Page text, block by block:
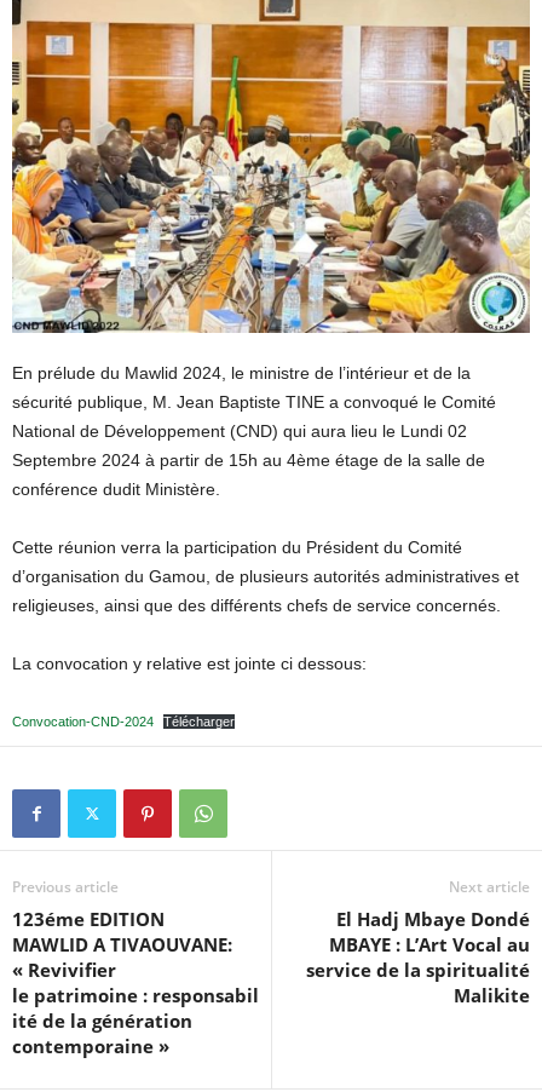
En prélude du Mawlid 2024, le ministre de l’intérieur et de la
sécurité publique, M. Jean Baptiste TINE a convoqué le Comité
National de Développement (CND) qui aura lieu le Lundi 02
Septembre 2024 à partir de 15h au 4ème étage de la salle de
conférence dudit Ministère.
Cette réunion verra la participation du Président du Comité
d’organisation du Gamou, de plusieurs autorités administratives et
religieuses, ainsi que des différents chefs de service concernés.
La convocation y relative est jointe ci dessous:
Convocation-CND-2024 Télécharger
Previous article
123éme EDITION
MAWLID A TIVAOUVANE:
« Revivifier
le patrimoine : responsabil
ité de la génération
contemporaine »
Next article
El Hadj Mbaye Dondé
MBAYE : L’Art Vocal au
service de la spiritualité
Malikite